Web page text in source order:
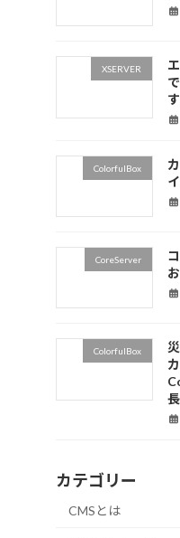
XSERVER
ColorfulBox
CoreServer
ColorfulBox
カテゴリー
CMSとは